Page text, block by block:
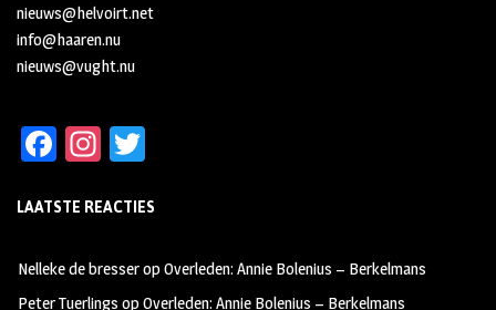
nieuws@helvoirt.net
info@haaren.nu
nieuws@vught.nu
Fa
b
oo
k
In
ag
m
tt
LAATSTE REACTIES
Nelleke de bresseropOverleden: Annie Bolenius – Berkelmans
Peter Tuerlings opOverleden: Annie Bolenius – Berkelmans